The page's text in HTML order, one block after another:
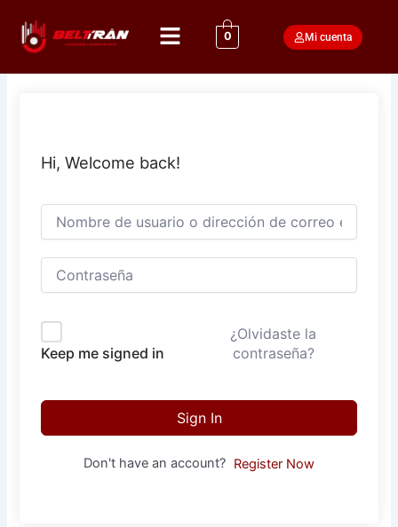
contenido
Menú 0 Mi cuenta
Hi, Welcome back!
Keep me signed in
¿Olvidaste la
contraseña?
Sign In
Don't have an account? Register Now